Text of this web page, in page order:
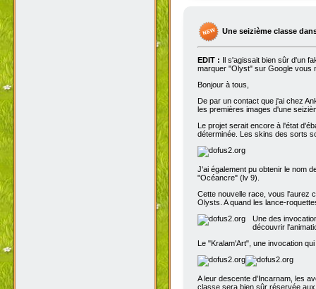
Une seizième classe
EDIT : Il s'agissait bien sûr d'un
marquer "Olyst" sur Google vous
Bonjour à tous,
De par un contact que j'ai chez
les premières images d'une
Le projet serait encore à l'état
déterminée. Les skins des sorts
J'ai également pu obtenir le nom
"Océancre" (lv 9).
Cette nouvelle race, vous l'aurez
Olysts. A quand les lance-
Une des
découvrir
Le "Kralam'Art", une invocation
A leur descente d'Incarnam, les
classe sera bien sûr réservée